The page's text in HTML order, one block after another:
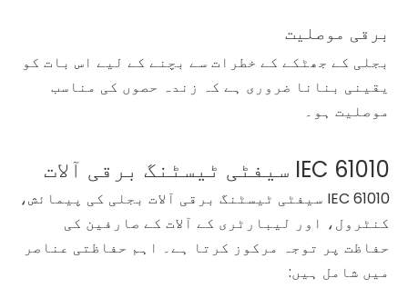
برقی موصلیت
بجلی کے جھٹکے کے خطرات سے بچنے کے لیے اس بات کو
یقینی بنانا ضروری ہے کہ زندہ حصوں کی مناسب
موصلیت ہو۔
IEC 61010 سیفٹی ٹیسٹنگ برقی آلات
IEC 61010 سیفٹی ٹیسٹنگ برقی آلات بجلی کی پیمائش،
کنٹرول، اور لیبارٹری کے آلات کے صارفین کی
حفاظت پر توجہ مرکوز کرتا ہے۔ اہم حفاظتی عناصر
میں شامل ہیں: